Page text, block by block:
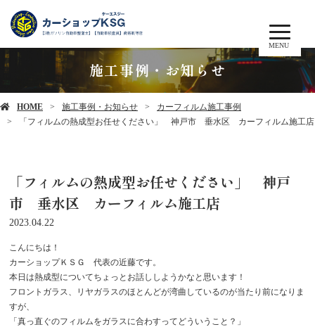
MENU
施工事例・お知らせ
HOME 施工事例・お知らせ
カーフィルム施工事例
「フィルムの熱成型お任せください」 神戸市 垂水区 カーフィルム施工店
「フィルムの熱成型お任せください」 神戸
市 垂水区 カーフィルム施工店
2023.04.22
こんにちは！
カーショップＫＳＧ 代表の近藤です。
本日は熱成型についてちょっとお話ししようかなと思います！
フロントガラス、リヤガラスのほとんどが湾曲しているのが当たり前になりま
すが、
「真っ直ぐのフィルムをガラスに合わすってどういうこと？」